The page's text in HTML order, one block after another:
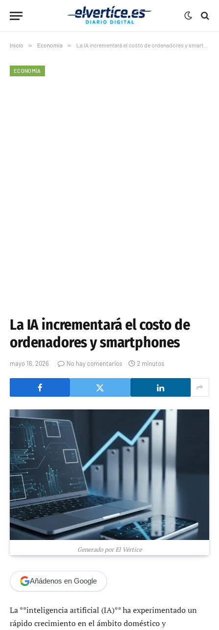
Inicio » Economía » La IA incrementará el costo de ordenadores y smartphones
ECONOMÍA
La IA incrementará el costo de
ordenadores y smartphones
mayo 16, 2026 No hay comentarios 2 minutos
Generado por El Vértice
Añádenos en Google
La **inteligencia artificial (IA)** ha experimentado un
rápido crecimiento en el ámbito doméstico y